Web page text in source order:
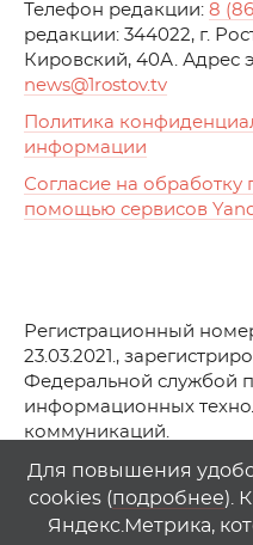
Телефон редакции: 8
редакции: 344022, г.
Кировский, 40А. Адрес
news@1rostov.tv
Политика
информации
Согласие на
помощью сервисов
Регистрационный
23.03.2021.,
Федеральной службой
информационных
коммуникаций.
© АО Телеканал
Любое использование
только при указании
Для повышения
cookies (подробнее).
Яндекс.Метрика,